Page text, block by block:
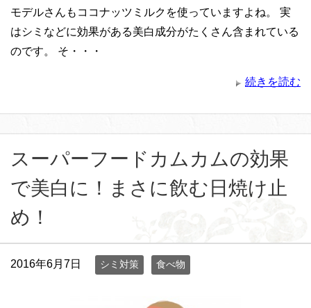
モデルさんもココナッツミルクを使っていますよね。 実
はシミなどに効果がある美白成分がたくさん含まれている
のです。 そ・・・
続きを読む
スーパーフードカムカムの効果
で美白に！まさに飲む日焼け止
め！
2016年6月7日 シミ対策 食べ物